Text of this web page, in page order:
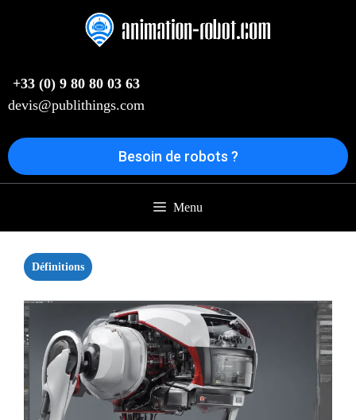
+33 (0) 9 80 80 03 63
devis@publithings.com
Besoin de robots ?
Menu
Définitions